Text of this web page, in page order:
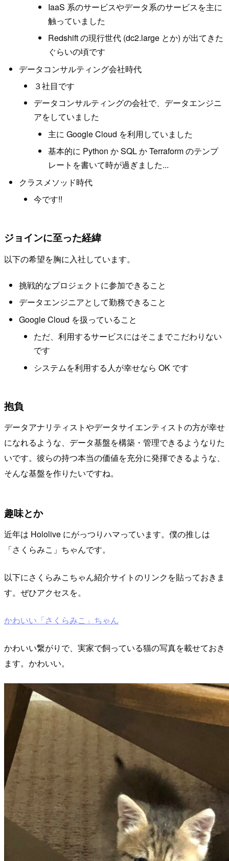
IaaS 系のサービスやデータ系のサービスを主に
触っていました
Redshift の現行世代 (dc2.large とか) が出てきた
ぐらいの頃です
データコンサルティング会社時代
３社目です
データコンサルティングの会社で、データエンジニ
アをしていました
主に Google Cloud を利用していました
基本的に Python か SQL か Terraform のテンプ
レートを書いて時が過ぎました...
クラスメソッド時代
今です!!
ジョインに至った経緯
以下の希望を胸に入社しています。
挑戦的なプロジェクトに参加できること
データエンジニアとして勤務できること
Google Cloud を扱っていること
ただ、利用するサービスにはそこまでこだわりない
です
システムを利用する人が幸せなら OK です
抱負
データアナリティストやデータサイエンティストの方が幸せ
になれるような、データ基盤を構築・管理できるようなりた
いです。彼らの持つ本当の価値を充分に発揮できるような、
そんな基盤を作りたいですね。
趣味とか
近年は Hololive にがっつりハマっています。僕の推しは
「さくらみこ」ちゃんです。
以下にさくらみこちゃん紹介サイトのリンクを貼っておきま
す。ぜひアクセスを。
かわいい「さくらみこ」ちゃん
かわいい繋がりで、実家で飼っている猫の写真を載せておき
ます。かわいい。